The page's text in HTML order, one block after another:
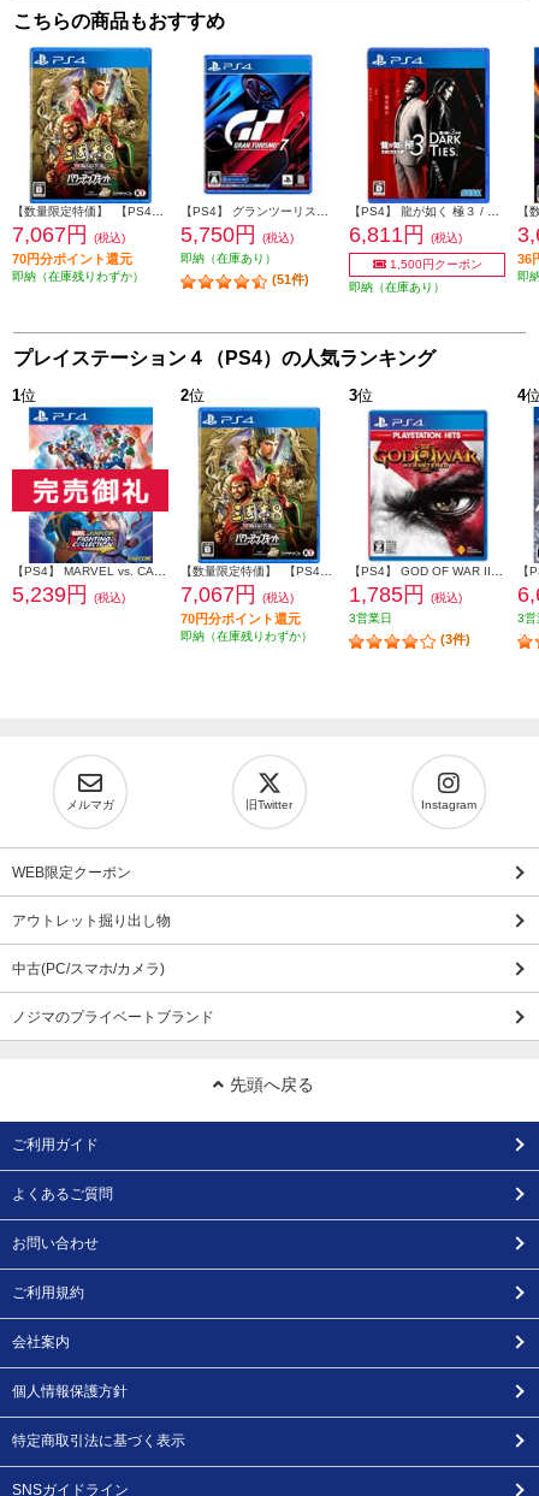
こちらの商品もおすすめ
7,067円 (税込)
70円分ポイント還元
即納（在庫残りわずか）
5,750円
(税込)
即納（在庫あり）
(51件)
6,811円
(税込)
1,500円クーポン
即納（在庫あり）
36
即
プレイステーション４（PS4）の人気ランキング
1位
5,239円 (税込)
2位
7,067円 (税込)
70円分ポイント還元
即納（在庫残りわずか）
3位
1,785円
(税込)
3営業日
(3件)
4
3営
メルマガ 旧Twitter Instagram
WEB限定クーポン
アウトレット掘り出し物
中古(PC/スマホ/カメラ)
ノジマのプライベートブランド
先頭へ戻る
ご利用ガイド
よくあるご質問
お問い合わせ
ご利用規約
会社案内
個人情報保護方針
特定商取引法に基づく表示
SNSガイドライン